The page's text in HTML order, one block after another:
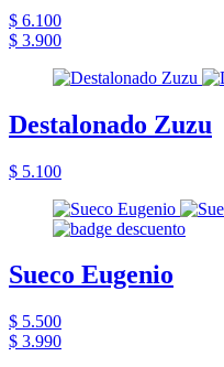
$ 6.100
$ 3.900
Destalonado Zuzu
$ 5.100
Sueco Eugenio
$ 5.500
$ 3.990